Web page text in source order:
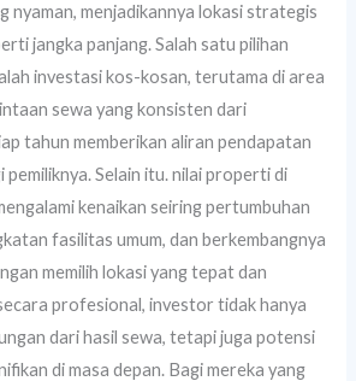
nyaman, menjadikannya lokasi strategis
jangka panjang. Salah satu pilihan
investasi kos-kosan, terutama di area
sewa yang konsisten dari
tahun memberikan aliran pendapatan
pemiliknya. Selain itu. nilai properti di
kenaikan seiring pertumbuhan
fasilitas umum, dan berkembangnya
memilih lokasi yang tepat dan
profesional, investor tidak hanya
dari hasil sewa, tetapi juga potensi
di masa depan. Bagi mereka yang